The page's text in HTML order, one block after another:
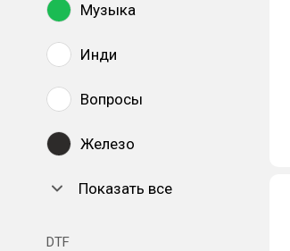
Музыка
Инди
Вопросы
Железо
Показать все
DTF